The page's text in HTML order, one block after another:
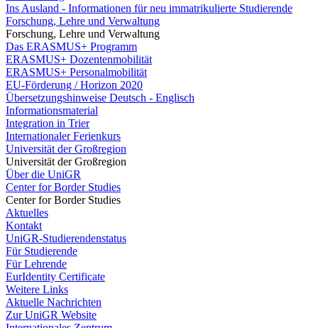
Ins Ausland - Informationen für neu immatrikulierte Studierende
Forschung, Lehre und Verwaltung
Forschung, Lehre und Verwaltung
Das ERASMUS+ Programm
ERASMUS+ Dozentenmobilität
ERASMUS+ Personalmobilität
EU-Förderung / Horizon 2020
Übersetzungshinweise Deutsch - Englisch
Informationsmaterial
Integration in Trier
Internationaler Ferienkurs
Universität der Großregion
Universität der Großregion
Über die UniGR
Center for Border Studies
Center for Border Studies
Aktuelles
Kontakt
UniGR-Studierendenstatus
Für Studierende
Für Lehrende
EurIdentity Certificate
Weitere Links
Aktuelle Nachrichten
Zur UniGR Website